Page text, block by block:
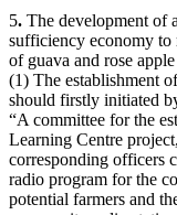
5. The development of
sufficiency economy to
of guava and rose
(1) The establishment
should firstly initiated
“A committee for the
Learning Centre
corresponding officers
radio program for the
potential farmers and